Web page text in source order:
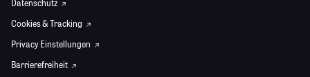
Datenschutz
Cookies & Tracking
Privacy Einstellungen
Barrierefreiheit